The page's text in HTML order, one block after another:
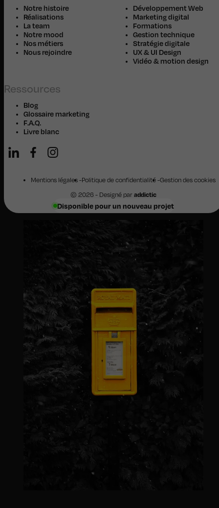
Notre histoire
Réalisations
La team
Notre mood
Nos métiers
Nous rejoindre
Développement Web
Marketing digital
Formations
Gestion technique
Stratégie digitale
UX & UI Design
Vidéo & motion design
Ressources
Blog
Glossaire marketing
F.A.Q.
Livre blanc
Disponible pour un nouveau projet
Mentions légales Politique de confidentialité Gestion des cookies
© 2026 - Designé paraddictic